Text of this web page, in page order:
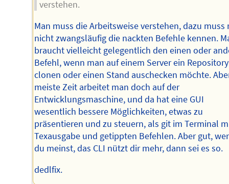
verstehen.
Man muss die Arbeitsweise verstehen, dazu muss
nicht zwangsläufig die nackten Befehle kennen.
braucht vielleicht gelegentlich den einen oder
Befehl, wenn man auf einem Server ein Repository
clonen oder einen Stand auschecken möchte.
meiste Zeit arbeitet man doch auf der
Entwicklungsmaschine, und da hat eine GUI
wesentlich bessere Möglichkeiten, etwas zu
präsentieren und zu steuern, als git im Terminal
Texausgabe und getippten Befehlen. Aber gut,
du meinst, das CLI nützt dir mehr, dann sei es so.
dedlfix.